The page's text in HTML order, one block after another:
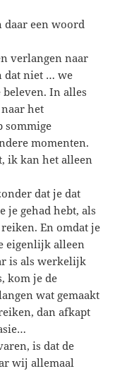
daar een woord
verlangen naar
dat niet … we
beleven. In alles
het
sommige
momenten.
ik kan het alleen
dat je dat
je gehad hebt, als
En omdat je
eigenlijk alleen
is als werkelijk
kom je de
wat gemaakt
dan afkapt
is dat de
wij allemaal